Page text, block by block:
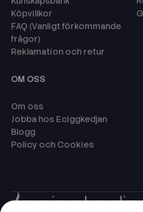
Köpvillkor
FAQ (Vanligt förkommande
frågor)
Reklamation och retur
OM OSS
Om oss
Jobba hos Eciggkedjan
Blogg
Policy och Cookies